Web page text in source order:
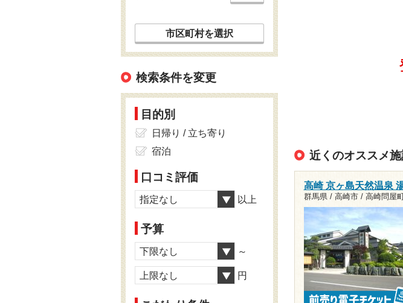
近くのオススメ
高崎 京ヶ島天然温泉
群馬県 / 高崎市 / 高崎問屋
市区町村を選択
検索条件を変更
目的別
日帰り / 立ち寄り
宿泊
口コミ評価
指定なし 以上
予算
下限なし ～
上限なし 円